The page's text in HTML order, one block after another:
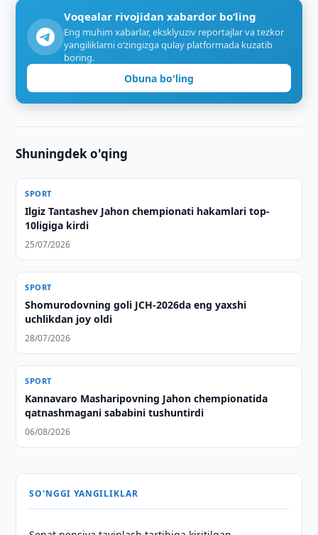
Voqealar rivojidan xabardor bo‘ling
Eng muhim xabarlar, eksklyuziv reportajlar va tezkor
yangiliklarni o‘zingizga qulay platformada kuzatib
boring.
Obuna bo'ling
Shuningdek o'qing
SPORT
Ilgiz Tantashev Jahon chempionati hakamlari top-
10ligiga kirdi
25/07/2026
SPORT
Shomurodovning goli JCH-2026da eng yaxshi
uchlikdan joy oldi
28/07/2026
SPORT
Kannavaro Masharipovning Jahon chempionatida
qatnashmagani sababini tushuntirdi
06/08/2026
SO'NGGI YANGILIKLAR